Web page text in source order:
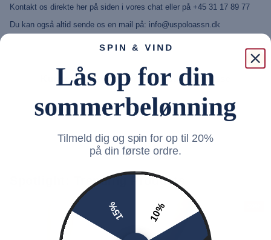
Kontakt os direkte her på siden i vores chat eller på +45 31 17 89 77
Du kan også altid sende os en mail på: info@uspoloassn.dk
Kunne du lide denne? Så vil du elske disse
Spotlight: Trending Products
Tilmeld dig og spin for op til 20%
på din første ordre.
10%
15%